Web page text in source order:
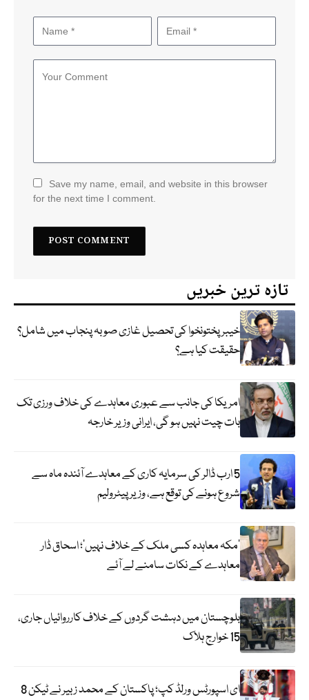
Save my name, email, and website in this browser
for the next time I comment.
تازہ ترین خبریں
خیبر پختونخوا کی تحصیل غازی صوبہ پنجاب میں شامل؟
حقیقت کیا ہے؟
امریکا کی جانب سے عبوری معاہدے کی خلاف ورزی تک
بات چیت نہیں ہو گی، ایرانی وزیر خارجہ
5 ارب ڈالر کی سرمایہ کاری کے معاہدے آئندہ ماہ سے
شروع ہونے کی توقع ہے، وزیر پیٹرولیم
‘مکہ معاہدہ کسی ملک کے خلاف نہیں’؛ اسحاق ڈار
معاہدے کے نکات سامنے لے آئے
بلوچستان میں دہشت گردوں کے خلاف کارروائیاں جاری،
15 خوارج ہلاک
ای اسپورٹس ورلڈ کپ؛ پاکستان کے محمد زبیر نے ٹیکن 8